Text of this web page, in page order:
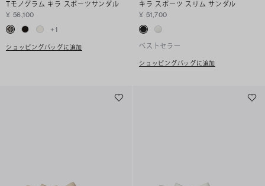
Tモノグラム キラ スポーツサンダル
¥ 56,100
+1
ショッピングバッグに追加
キラ スポーツ スリム サンダル
¥ 51,700
ベストセラー
ショッピングバッグに追加